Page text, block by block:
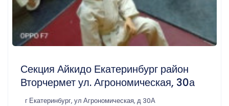
Секция Айкидо Екатеринбург район
Вторчермет ул. Агрономическая, 30а
г Екатеринбург, ул Агрономическая, д 30А